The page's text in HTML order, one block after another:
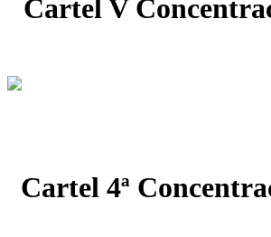
Cartel V
Cartel 4ª